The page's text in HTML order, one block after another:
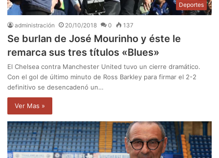
Deportes
administración 20/10/2018 0 137
Se burlan de José Mourinho y éste le
remarca sus tres títulos «Blues»
El Chelsea contra Manchester United tuvo un cierre dramático.
Con el gol de último minuto de Ross Barkley para firmar el 2-2
definitivo se desencadenó un…
Ver Mas »